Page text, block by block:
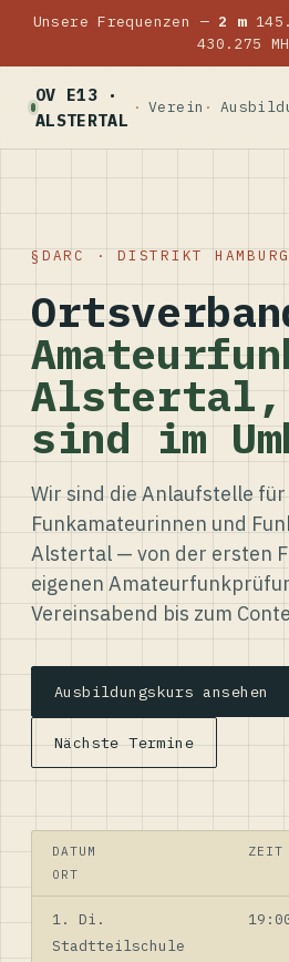
Unsere Frequenzen — 2 m
430.275
OV E13 ·
ALSTERTAL
Verein
DARC · DISTRIKT HAMBURG
sind im
Wir sind die Anlaufstelle für
Funkamateurinnen und
Alstertal — von der ersten
eigenen
Vereinsabend bis zum
Ausbildungskurs ansehen
Nächste Termine
DATUM
ZEIT
ORT
1. Di.
Stadtteilschule